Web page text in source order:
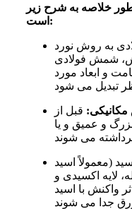
خلاصه به شرح زیر
است:
به روش نورد
شمش فولادی
و ابعاد مورد
قبل از
و عمیق و یا
(معمولاً اسید
لایه اکسیدی و
واکنش با اسید